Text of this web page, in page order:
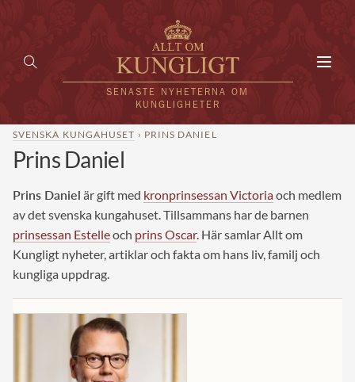
SENASTE NYHETERNA OM
KUNGLIGHETER
KUNGAFAMILJEN
UTLÄNDSKT
VÄRLDENS KUNGAHUS
Brittiska kungahuset
SVENSKA KUNGAHUSET › PRINS DANIEL
Prins Daniel
Prins Daniel är gift med kronprinsessan Victoriaoch medlem
av det svenska kungahuset. Tillsammans har de barnen
prinsessan Estelleoch prins Oscar. Här samlar Allt om
Kungligt nyheter, artiklar och fakta om hans liv, familj och
kungliga uppdrag.